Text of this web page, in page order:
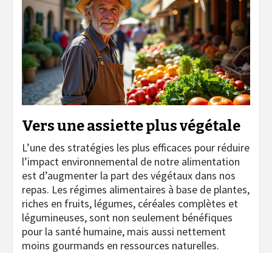
Vers une assiette plus végétale
L’une des stratégies les plus efficaces pour réduire
l’impact environnemental de notre alimentation
est d’augmenter la part des végétaux dans nos
repas. Les régimes alimentaires à base de plantes,
riches en fruits, légumes, céréales complètes et
légumineuses, sont non seulement bénéfiques
pour la santé humaine, mais aussi nettement
moins gourmands en ressources naturelles.